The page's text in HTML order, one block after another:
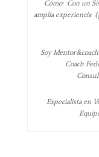
Cómo: Con un
amplia experiencia
Soy
Coach
Especialista en